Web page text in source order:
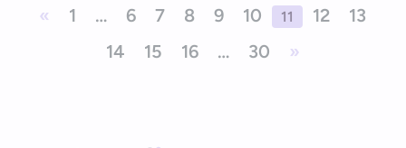
« 1 … 6 7 8 9 10 11 12
13
14
15 16 … 30 »